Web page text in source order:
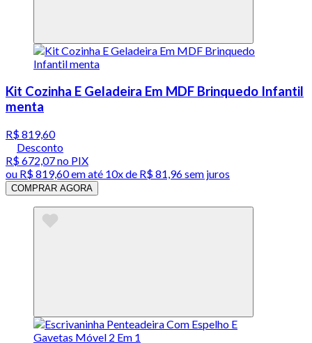
Kit Cozinha E Geladeira Em MDF Brinquedo Infantil
menta
R$ 819,60
Desconto
R$ 672,07no PIX
ou R$ 819,60em até 10x de R$ 81,96 sem juros
COMPRAR AGORA